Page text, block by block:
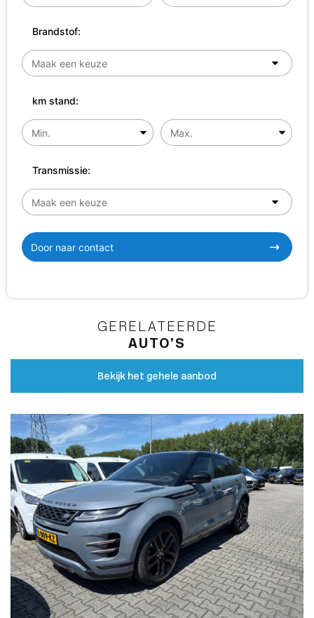
Brandstof:
km stand:
Transmissie:
Door naar contact
GERELATEERDE
AUTO’S
Bekijk het gehele aanbod